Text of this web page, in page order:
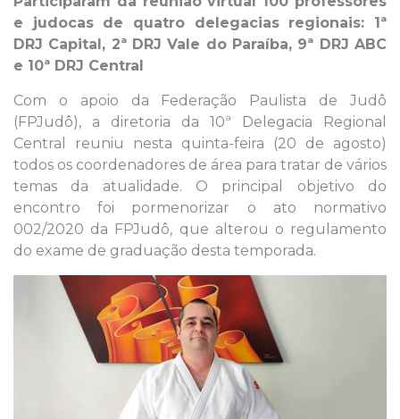
e judocas de quatro delegacias regionais: 1ª
DRJ Capital, 2ª DRJ Vale do Paraíba, 9ª DRJ ABC
e 10ª DRJ Central
Com o apoio da Federação Paulista de Judô
(FPJudô), a diretoria da 10ª Delegacia Regional
Central reuniu nesta quinta-feira (20 de agosto)
todos os coordenadores de área para tratar de vários
temas da atualidade. O principal objetivo do
encontro foi pormenorizar o ato normativo
002/2020 da FPJudô, que alterou o regulamento
do exame de graduação desta temporada.